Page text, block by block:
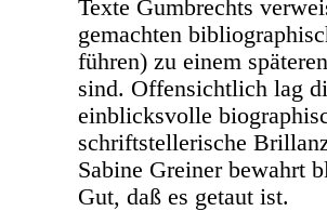
Texte Gumbrechts
gemachten
führen) zu einem
sind. Offensichtlich lag
einblicksvolle
schriftstellerische
Sabine Greiner bewahrt
Gut, daß es getaut ist.